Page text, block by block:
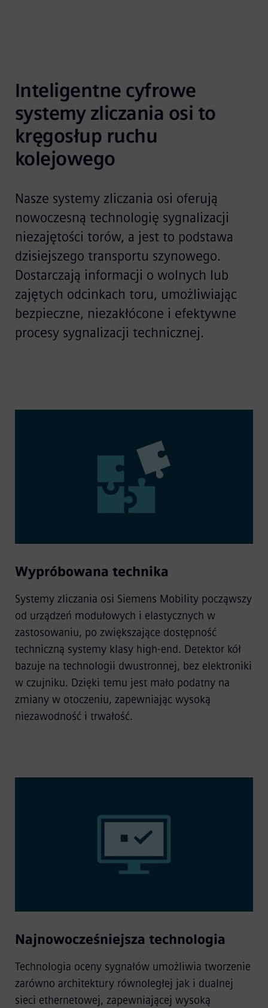
Inteligentne cyfrowe
systemy zliczania osi to
kręgosłup ruchu
kolejowego
Nasze systemy zliczania osi oferują
nowoczesną technologię sygnalizacji
niezajętości torów, a jest to podstawa
dzisiejszego transportu szynowego.
Dostarczają informacji o wolnych lub
zajętych odcinkach toru, umożliwiając
bezpieczne, niezakłócone i efektywne
procesy sygnalizacji technicznej.
Wypróbowana technika
Systemy zliczania osi Siemens Mobility począwszy
od urządzeń modułowych i elastycznych w
zastosowaniu, po zwiększające dostępność
techniczną systemy klasy high-end. Detektor kół
bazuje na technologii dwustronnej, bez elektroniki
w czujniku. Dzięki temu jest mało podatny na
zmiany w otoczeniu, zapewniając wysoką
niezawodność i trwałość.
Najnowocześniejsza technologia
Technologia oceny sygnałów umożliwia tworzenie
zarówno architektury równoległej jak i dualnej
sieci ethernetowej, zapewniającej wysoką